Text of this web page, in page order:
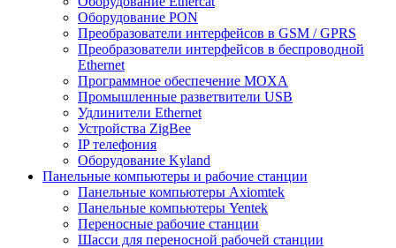
Оборудование PON
Преобразователи интерфейсов в GSM / GPRS
Преобразователи интерфейсов в беспроводной
Ethernet
Программное обеспечение MOXA
Промышленные разветвители USB
Удлинители Ethernet
Устройства ZigBee
IP телефония
Оборудование Kyland
Панельные компьютеры и рабочие станции
Панельные компьютеры Axiomtek
Панельные компьютеры Yentek
Переносные рабочие станции
Шасси для переносной рабочей станции